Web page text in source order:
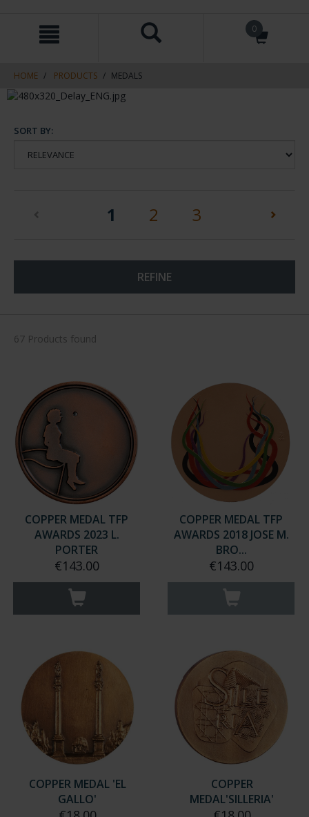
navigation
0
HOME PRODUCTS MEDALS
SORT BY:
1 (current)
2 3
REFINE
67 Products found
COPPER MEDAL TFP
AWARDS 2023 L.
PORTER
€143.00
COPPER MEDAL TFP
AWARDS 2018 JOSE M.
BRO...
€143.00
COPPER MEDAL 'EL
GALLO'
COPPER
MEDAL'SILLERIA'